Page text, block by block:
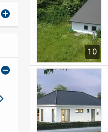
10
Abschicken